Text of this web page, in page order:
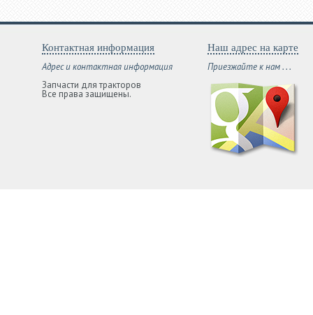
Контактная информация
Адрес и контактная информация
Запчасти для тракторов
Все права защищены.
Наш адрес на карте
Приезжайте к нам . . .